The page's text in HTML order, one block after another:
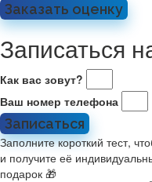
Заказать оценку
Записаться
Как вас зовут?
Ваш номер телефона
Записаться
Заполните короткий тест,
и получите её
подарок 🎁